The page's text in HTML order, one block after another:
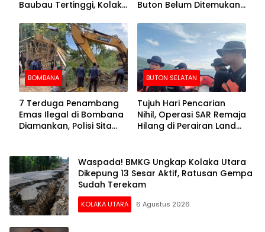
Baubau Tertinggi, Kolaka
Buton Belum Ditemukan
BOMBANA
7 Terduga Penambang
Emas Ilegal di Bombana
Diamankan, Polisi Sita
BUTON SELATAN
Tujuh Hari Pencarian
Nihil, Operasi SAR Remaja
Hilang di Perairan Lande
Waspada! BMKG Ungkap Kolaka Utara
Dikepung 13 Sesar Aktif, Ratusan Gempa
Sudah Terekam
KOLAKA UTARA 6 Agustus 2026